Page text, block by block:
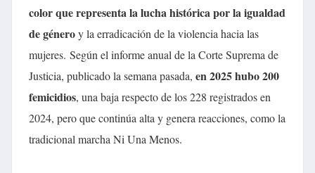
color que representa la lucha histórica por la igualdad
de géneroy la erradicación de la violencia hacia las
mujeres. Según el informe anual de la Corte Suprema de
Justicia, publicado la semana pasada, en 2025 hubo 200
femicidios, una baja respecto de los 228 registrados en
2024, pero que continúa alta y genera reacciones, como la
tradicional marcha Ni Una Menos.